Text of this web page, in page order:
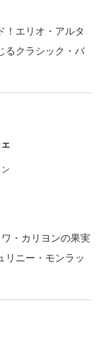
！エリオ・アルタ
るクラシック・バ
・カリヨンの果実
リニー・モンラッ